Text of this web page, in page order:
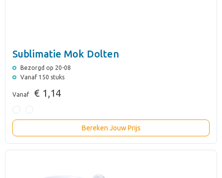
Sublimatie Mok Dolten
Bezorgd op 20-08
Vanaf 150 stuks
Vanaf € 1,14
Bereken Jouw Prijs